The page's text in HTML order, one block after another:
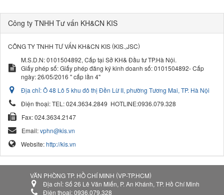
Công ty TNHH Tư vấn KH&CN KIS
CÔNG TY TNHH TƯ VẤN KH&CN KIS (KIS.,JSC)
M.S.D.N: 0101504892, Cấp tại Sở KH& Đầu tư TP.Hà Nội.
Giấy phép số: Giấy phép đăng ký kinh doanh số: 0101504892- Cấp
ngày: 26/05/2016 " cấp lần 4"
Địa chỉ:Ô 48 Lô 5 khu đô thị Đền Lừ II, phường Tương Mai, TP. Hà Nội
Điện thoại:TEL: 024.3634.2849 HOTLINE:0936.079.328
Fax:024.3634.2147
Email:vphn@kis.vn
Website:http://kis.vn
VĂN PHÒNG TP. HỒ CHÍ MINH (VP-TP.HCM)
Địa chỉ:Số 26 Lê Văn Miến, P. An Khánh, TP. Hồ Chí Minh
Điện thoại:0936.079.328